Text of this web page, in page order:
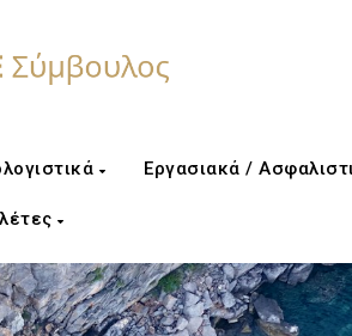
Εργασιακά /